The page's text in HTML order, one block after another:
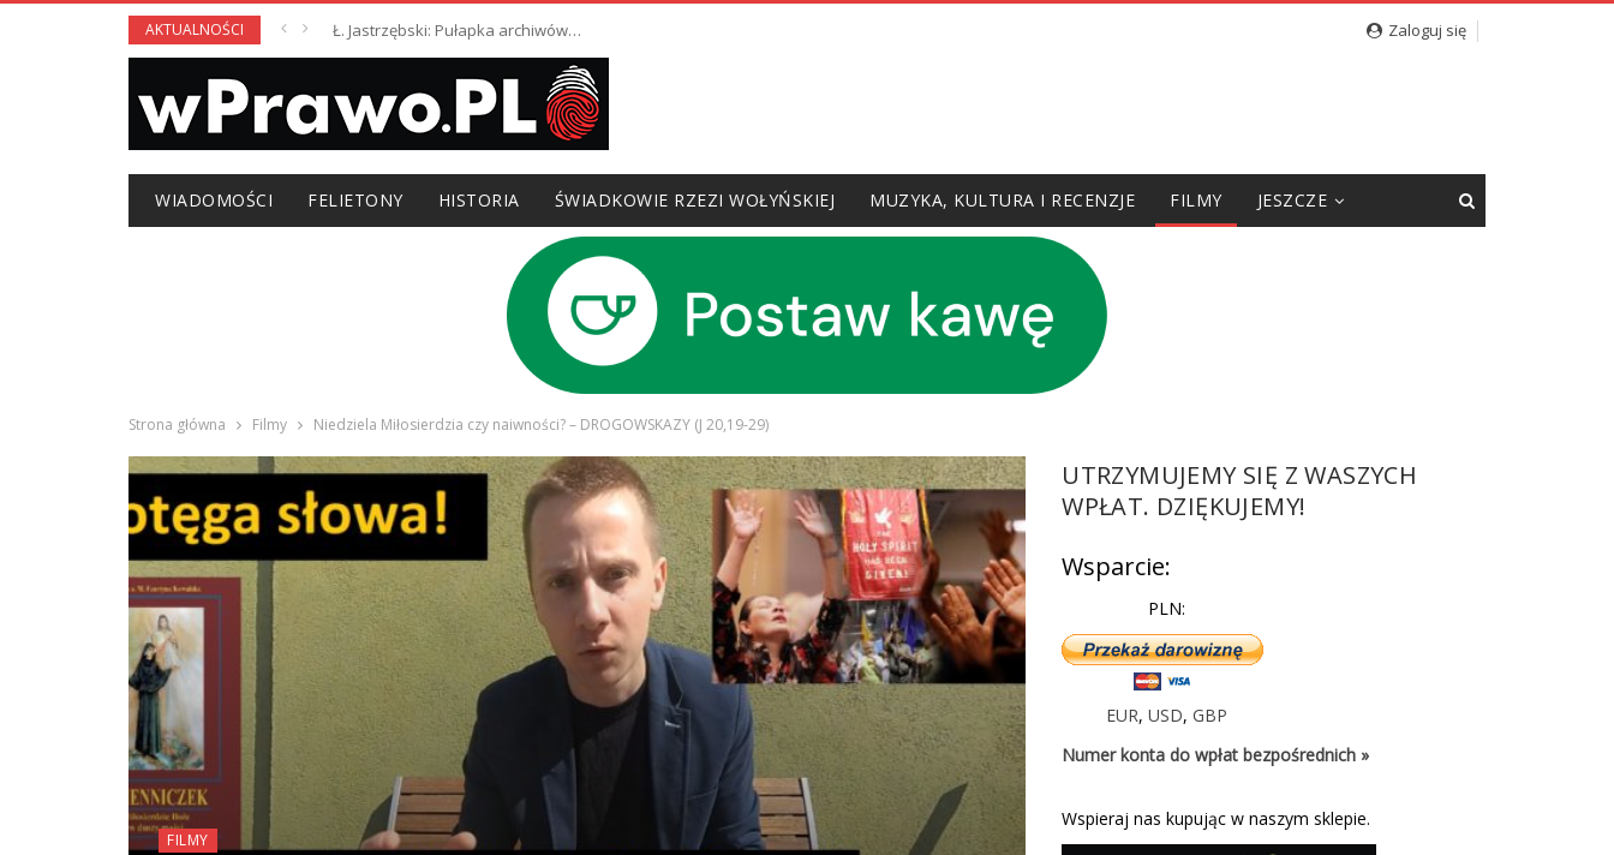
AKTUALNOŚCI Ł. Jastrzębski: Pułapka archiwów… Zaloguj się
WIADOMOŚCI FELIETONY HISTORIA ŚWIADKOWIE RZEZI WOŁYŃSKIEJ MUZYKA, KULTURA I RECENZJE FILMY JESZCZE
Strona główna Filmy Niedziela Miłosierdzia czy naiwności? – DROGOWSKAZY (J 20,19-29)
FILMY
UTRZYMUJEMY SIĘ Z WASZYCH
WPŁAT. DZIĘKUJEMY!
Wsparcie:
PLN:
EUR,USD,GBP
Numer konta do wpłat bezpośrednich »
Wspieraj nas kupując w naszym sklepie.